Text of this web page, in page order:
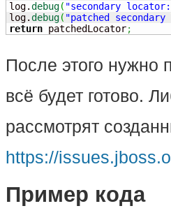
log.debug( "secondary
log.debug( "patched
return patchedLocator;
После этого нужно
всё будет готово.
рассмотрят
https://
Пример кода